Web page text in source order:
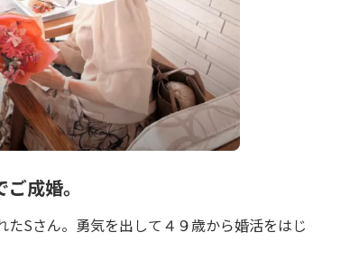
成婚。
Sさん。勇気を出して４９歳から婚活をはじ